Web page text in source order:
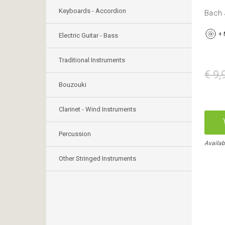
Keyboards - Accordion
Electric Guitar - Bass
Traditional Instruments
Bouzouki
Clarinet - Wind Instruments
Percussion
Other Stringed Instruments
Bach
+
€